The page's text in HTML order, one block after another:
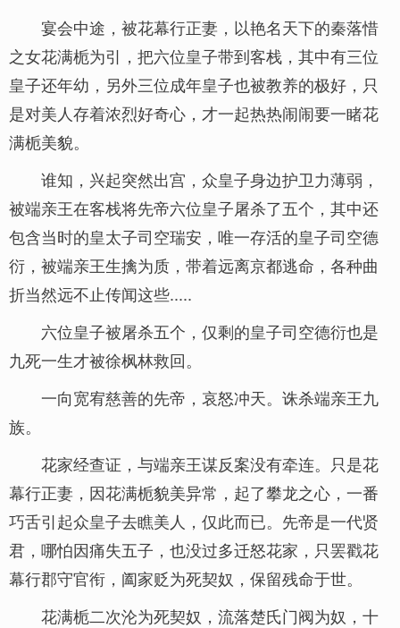
宴会中途，被花幕行正妻，以艳名天下的秦落惜
之女花满栀为引，把六位皇子带到客栈，其中有三位
皇子还年幼，另外三位成年皇子也被教养的极好，只
是对美人存着浓烈好奇心，才一起热热闹闹要一睹花
满栀美貌。
谁知，兴起突然出宫，众皇子身边护卫力薄弱，
被端亲王在客栈将先帝六位皇子屠杀了五个，其中还
包含当时的皇太子司空瑞安，唯一存活的皇子司空德
衍，被端亲王生擒为质，带着远离京都逃命，各种曲
折当然远不止传闻这些.....
六位皇子被屠杀五个，仅剩的皇子司空德衍也是
九死一生才被徐枫林救回。
一向宽宥慈善的先帝，哀怒冲天。诛杀端亲王九
族。
花家经查证，与端亲王谋反案没有牵连。只是花
幕行正妻，因花满栀貌美异常，起了攀龙之心，一番
巧舌引起众皇子去瞧美人，仅此而已。先帝是一代贤
君，哪怕因痛失五子，也没过多迁怒花家，只罢戳花
幕行郡守官衔，阖家贬为死契奴，保留残命于世。
花满栀二次沦为死契奴，流落楚氏门阀为奴，十